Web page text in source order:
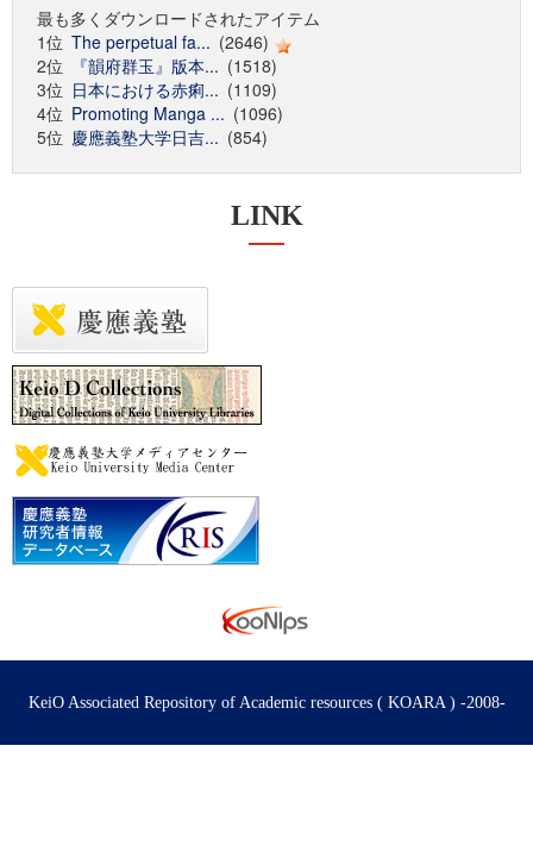
最も多くダウンロードされたアイテム
1位 The perpetual fa... (2646)
2位
『韻府群玉』版本... (1518)
3位 日本における赤痢... (1109)
4位 Promoting Manga ... (1096)
5位 慶應義塾大学日吉... (854)
LINK
KeiO Associated Repository of Academic resources ( KOARA ) -2008-